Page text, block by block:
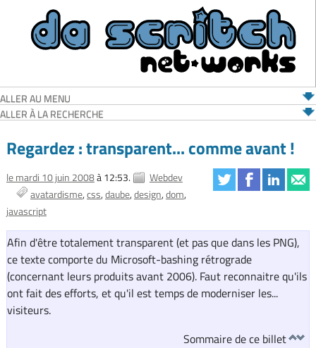
ALLER AU MENU
ALLER À LA RECHERCHE
Regardez : transparent... comme avant !
le mardi 10 juin 2008à 12:53.
Webdev
avatardisme css daube design dom
javascript
Afin d'être totalement transparent (et pas que dans les PNG),
ce texte comporte du Microsoft-bashing rétrograde
(concernant leurs produits avant 2006). Faut reconnaitre qu'ils
ont fait des efforts, et qu'il est temps de moderniser les...
visiteurs.
Sommaire de ce billet